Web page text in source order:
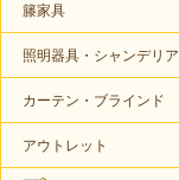
籐家具
照明器具・シャンデリア
カーテン・ブラインド
アウトレット